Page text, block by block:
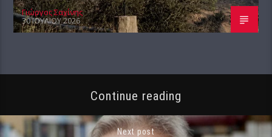
Γιώργος Σαχίνης
30 ΙΟΥΛΊΟΥ 2026
Continue reading
Next post